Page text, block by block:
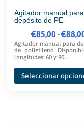
Agitador manual para
depósito de PE
€85,00 -€
Rango
de
precios:
desde
Agitador manual para
de polietileno
longitudes: 60 y 90...
Seleccionar